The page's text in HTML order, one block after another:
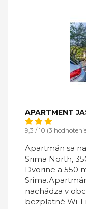
APARTMENT
9,3 / 10 (3
Apartmán sa
Srima North,
Dvorine a 550
nachádza v
bezplatné Wi-